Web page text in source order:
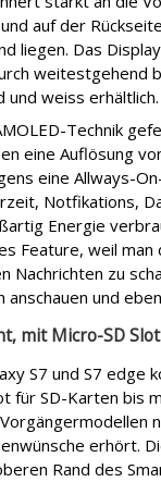
auf der
liegen. Das
weitestgehend
und weiss erhältlich.
Technik
eine Auflösung
eine Allways-
Notfikations,
Energie
Feature, weil
Nachrichten zu
anschauen und
mit Micro-SD
S7 und S7
für SD-Karten bis
erhört.
Rand des